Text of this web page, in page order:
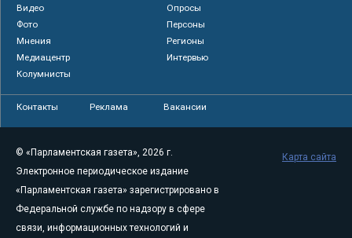
Видео
Опросы
Фото
Персоны
Мнения
Регионы
Медиацентр
Интервью
Колумнисты
Контакты Реклама Вакансии
© «Парламентская газета», 2026 г.
Электронное периодическое издание
«Парламентская газета» зарегистрировано в
Федеральной службе по надзору в сфере
связи, информационных технологий и
Карта сайта